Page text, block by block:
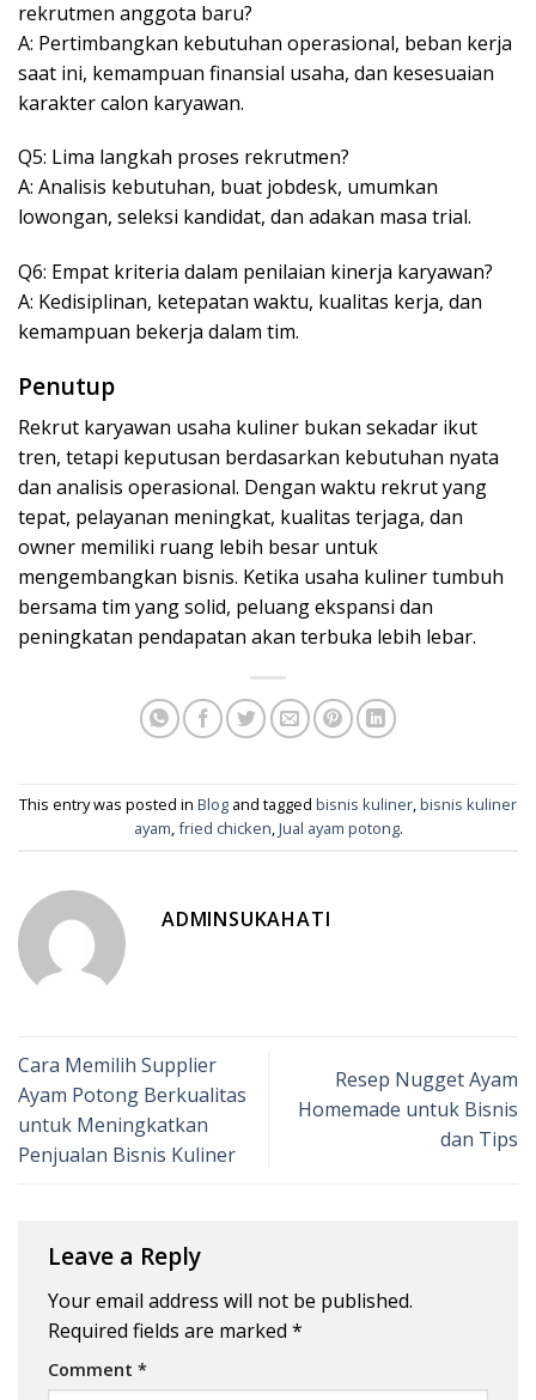
rekrutmen anggota baru?
A: Pertimbangkan kebutuhan operasional, beban kerja
saat ini, kemampuan finansial usaha, dan kesesuaian
karakter calon karyawan.
Q5: Lima langkah proses rekrutmen?
A: Analisis kebutuhan, buat jobdesk, umumkan
lowongan, seleksi kandidat, dan adakan masa trial.
Q6: Empat kriteria dalam penilaian kinerja karyawan?
A: Kedisiplinan, ketepatan waktu, kualitas kerja, dan
kemampuan bekerja dalam tim.
Penutup
Rekrut karyawan usaha kuliner bukan sekadar ikut
tren, tetapi keputusan berdasarkan kebutuhan nyata
dan analisis operasional. Dengan waktu rekrut yang
tepat, pelayanan meningkat, kualitas terjaga, dan
owner memiliki ruang lebih besar untuk
mengembangkan bisnis. Ketika usaha kuliner tumbuh
bersama tim yang solid, peluang ekspansi dan
peningkatan pendapatan akan terbuka lebih lebar.
This entry was posted in Blog and tagged bisnis kuliner,bisnis kuliner
ayam,fried chicken,Jual ayam potong.
ADMINSUKAHATI
Cara Memilih Supplier
Ayam Potong Berkualitas
untuk Meningkatkan
Penjualan Bisnis Kuliner
Resep Nugget Ayam
Homemade untuk Bisnis
dan Tips
Leave a Reply
Your email address will not be published.
Required fields are marked *
Comment *